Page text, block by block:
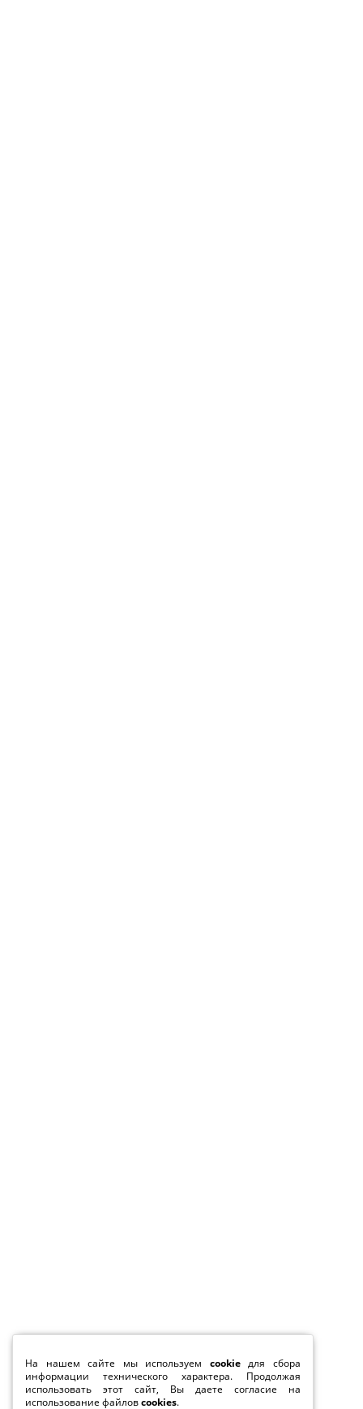
На нашем сайте мы используем cookieдля сбора
информации технического характера. Продолжая
использовать этот сайт, Вы даете согласие на
использование файловcookies.